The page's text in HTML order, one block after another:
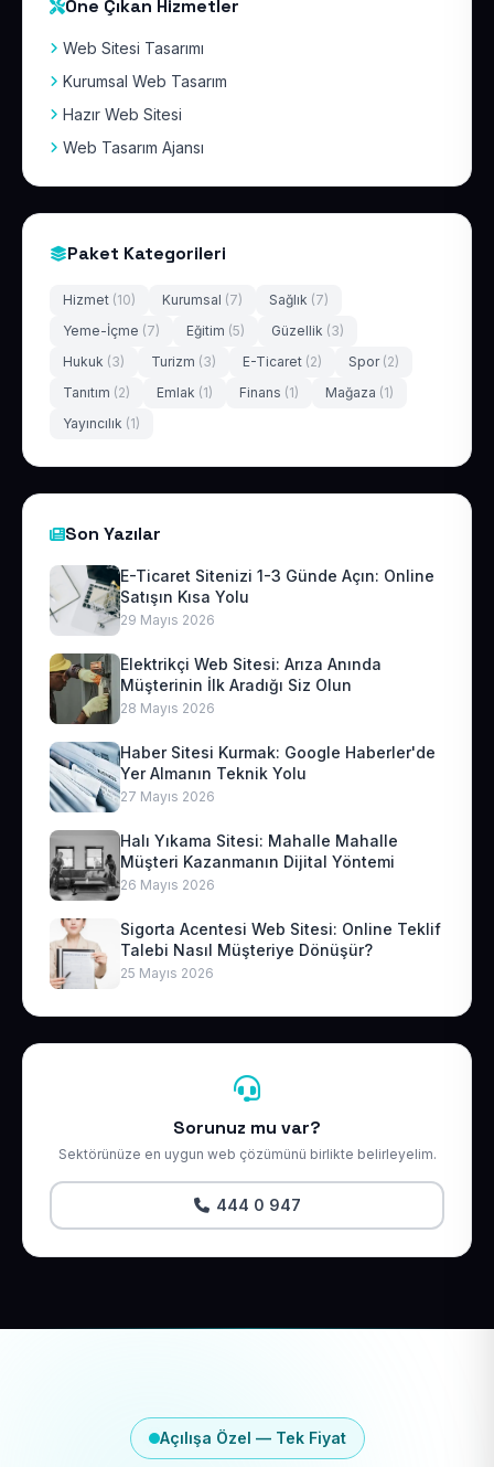
Öne Çıkan Hizmetler
Web Sitesi Tasarımı
Kurumsal Web Tasarım
Hazır Web Sitesi
Web Tasarım Ajansı
Paket Kategorileri
Hizmet (10) Kurumsal (7) Sağlık (7)
Yeme-İçme (7) Eğitim (5) Güzellik (3)
Hukuk (3) Turizm (3) E-Ticaret (2) Spor (2)
Tanıtım (2) Emlak (1) Finans (1) Mağaza (1)
Yayıncılık (1)
Son Yazılar
E-Ticaret Sitenizi 1-3 Günde Açın: Online
Satışın Kısa Yolu
29 Mayıs 2026
Elektrikçi Web Sitesi: Arıza Anında
Müşterinin İlk Aradığı Siz Olun
28 Mayıs 2026
Haber Sitesi Kurmak: Google Haberler'de
Yer Almanın Teknik Yolu
27 Mayıs 2026
Halı Yıkama Sitesi: Mahalle Mahalle
Müşteri Kazanmanın Dijital Yöntemi
26 Mayıs 2026
Sigorta Acentesi Web Sitesi: Online Teklif
Talebi Nasıl Müşteriye Dönüşür?
25 Mayıs 2026
Sorunuz mu var?
Sektörünüze en uygun web çözümünü birlikte belirleyelim.
444 0 947
Açılışa Özel — Tek Fiyat